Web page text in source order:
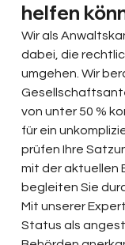
helfen
Wir als
dabei, die
umgehen. Wir
von unter 50 %
für ein
prüfen Ihre
mit der aktuellen
begleiten Sie
Mit unserer
Status als